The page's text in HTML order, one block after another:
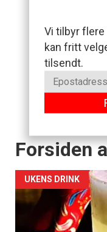
Vi tilbyr flere
kan fritt
tilsendt.
Forsiden
UKENS DRINK